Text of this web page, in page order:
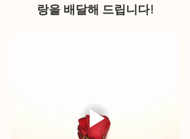
랑을 배달해 드립니다!